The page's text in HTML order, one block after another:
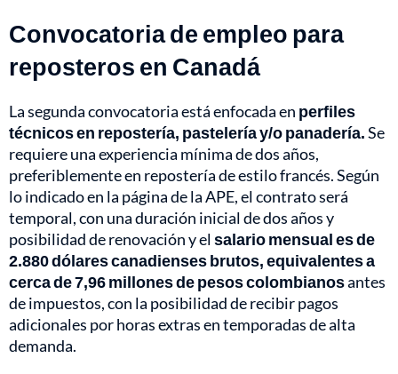
Convocatoria de empleo para
reposteros en Canadá
La segunda convocatoria está enfocada en perfiles
técnicos en repostería, pastelería y/o panadería.Se
requiere una experiencia mínima de dos años,
preferiblemente en repostería de estilo francés. Según
lo indicado en la página de la APE, el contrato será
temporal, con una duración inicial de dos años y
posibilidad de renovación y elsalario mensual es de
2.880 dólares canadienses brutos, equivalentes a
cerca de 7,96 millones de pesos colombianosantes
de impuestos, con la posibilidad de recibir pagos
adicionales por horas extras en temporadas de alta
demanda.